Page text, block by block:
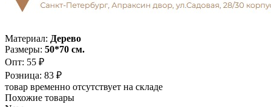
Материал: Дерево
Размеры: 50*70 см.
Опт: 55 ₽
Розница: 83 ₽
товар временно отсутствует на складе
Похожие товары